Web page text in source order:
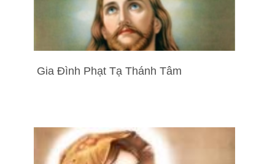
Gia Đình Phạt Tạ Thánh Tâm